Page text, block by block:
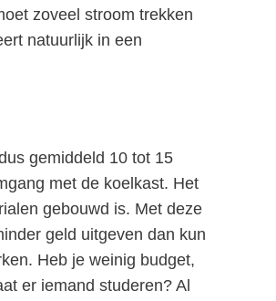
zoveel stroom trekken
natuurlijk in een
gemiddeld 10 tot 15
met de koelkast. Het
gebouwd is. Met deze
geld uitgeven dan kun
Heb je weinig budget,
er iemand studeren? Al